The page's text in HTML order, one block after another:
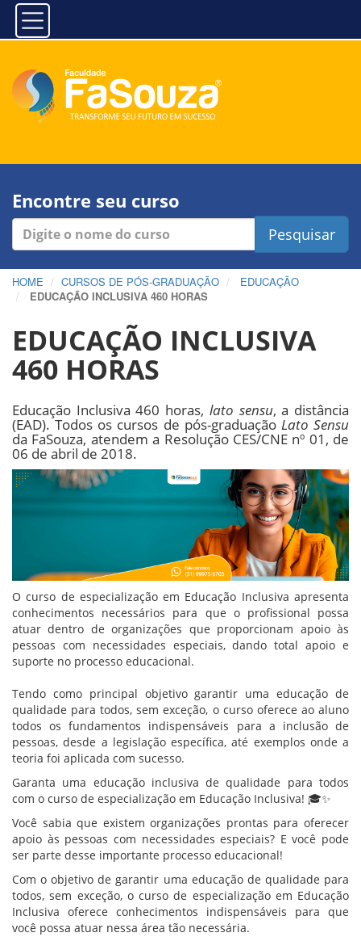
Encontre seu curso
Pesquisar
HOME CURSOS DE PÓS-GRADUAÇÃO
EDUCAÇÃO
EDUCAÇÃO INCLUSIVA 460 HORAS
EDUCAÇÃO INCLUSIVA
460 HORAS
Educação Inclusiva 460 horas, lato sensu, a distância
(EAD). Todos os cursos de pós-graduação Lato Sensu
da FaSouza, atendem a Resolução CES/CNE nº 01, de
06 de abril de 2018.
O curso de especialização em Educação Inclusiva apresenta
conhecimentos necessários para que o profissional possa
atuar dentro de organizações que proporcionam apoio às
pessoas com necessidades especiais, dando total apoio e
suporte no processo educacional.
Tendo como principal objetivo garantir uma educação de
qualidade para todos, sem exceção, o curso oferece ao aluno
todos os fundamentos indispensáveis para a inclusão de
pessoas, desde a legislação específica, até exemplos onde a
teoria foi aplicada com sucesso.
Garanta uma educação inclusiva de qualidade para todos
com o curso de especialização em Educação Inclusiva! 🎓✨
Você sabia que existem organizações prontas para oferecer
apoio às pessoas com necessidades especiais? E você pode
ser parte desse importante processo educacional!
Com o objetivo de garantir uma educação de qualidade para
todos, sem exceção, o curso de especialização em Educação
Inclusiva oferece conhecimentos indispensáveis para que
você possa atuar nessa área tão necessária.